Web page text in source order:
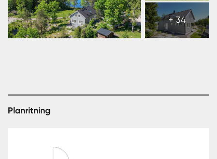
+ 34
Visa
alla
40
bilder
Planritning